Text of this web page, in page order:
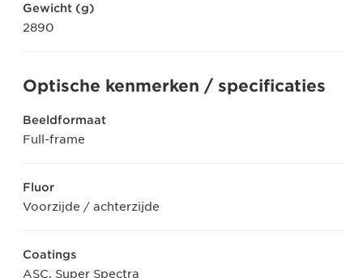
Gewicht (g)
2890
Optische kenmerken / specificaties
Beeldformaat
Full-frame
Fluor
Voorzijde / achterzijde
Coatings
ASC, Super Spectra